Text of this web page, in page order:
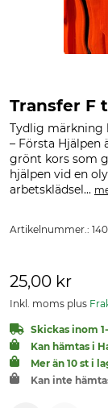
Transfer F
Tydlig märkning
– Första
grönt kors som
hjälpen vid en
arbetsklädsel...
Artikelnummer.:
25,00 kr
Inkl. moms plus
Skickas inom
Kan hämtas i
Mer än 10 st i
Kan inte